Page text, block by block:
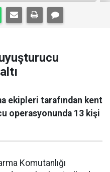
ekipleri tarafından kent
operasyonunda 13 kişi
Komutanlığı